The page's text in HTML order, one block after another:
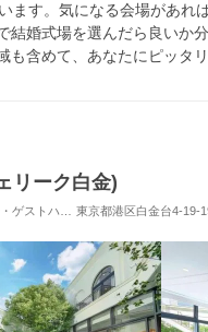
す。気になる会場があ
婚式場を選んだら良いか
含めて、あなたにピッタ
リーク白金)
ストハウス 対応人数: 着席：40名
東京都港区白金台4-19-